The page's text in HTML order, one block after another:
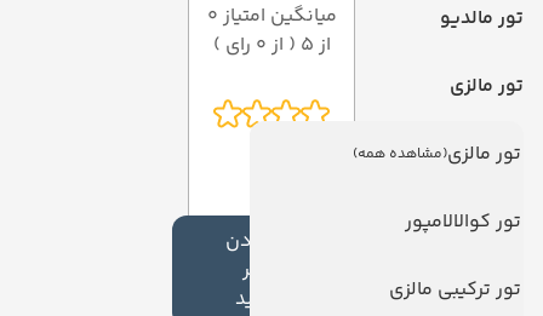
تور مالدیو
تور مالزی
تور مالزی(مشاهده همه)
تور کوالالامپور
تور ترکیبی مالزی
میانگین امتیاز 0
از 5 ( از 0 رای )
افزودن
نظر
جدید